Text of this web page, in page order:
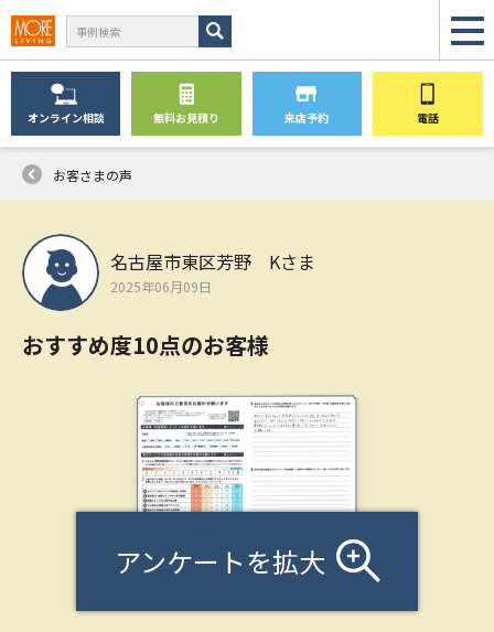
オンライン相談 無料お見積り 来店予約 電話
お客さまの声
名古屋市東区芳野 Kさま
2025年06月09日
おすすめ度10点のお客様
アンケートを拡大